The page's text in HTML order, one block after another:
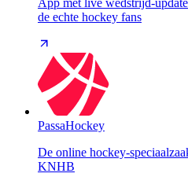
App met live wedstrijd-
de echte hockey fans
PassaHockey
De online hockey-
KNHB